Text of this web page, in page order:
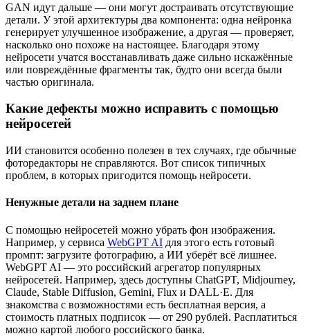
GAN идут дальше — они могут достраивать отсутствующие
детали. У этой архитектуры два компонента: одна нейронка
генерирует улучшенное изображение, а другая — проверяет,
насколько оно похоже на настоящее. Благодаря этому
нейросети учатся восстанавливать даже сильно искажённые
или повреждённые фрагменты так, будто они всегда были
частью оригинала.
Какие дефекты можно исправить с помощью
нейросетей
ИИ становится особенно полезен в тех случаях, где обычные
фоторедакторы не справляются. Вот список типичных
проблем, в которых пригодится помощь нейросети.
Ненужные детали на заднем плане
С помощью нейросетей можно убрать фон изображения.
Например, у сервиса WebGPT AI для этого есть готовый
промпт: загрузите фотографию, а ИИ уберёт всё лишнее.
WebGPT AI — это российский агрегатор популярных
нейросетей. Например, здесь доступны ChatGPT, Midjourney,
Claude, Stable Diffusion, Gemini, Flux и DALL·E. Для
знакомства с возможностями есть бесплатная версия, а
стоимость платных подписок — от 290 рублей. Расплатиться
можно картой любого российского банка.